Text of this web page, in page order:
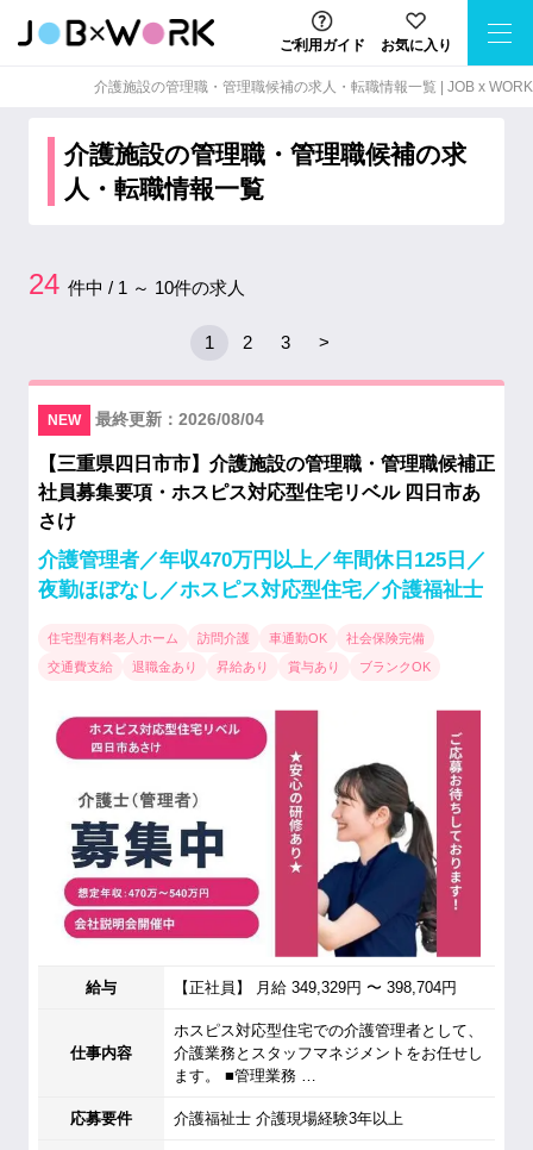
ご利用ガイド お気に入り
介護施設の管理職・管理職候補の求⼈・転職情報⼀覧 | JOB x WORK
介護施設の管理職・管理職候補の求
人・転職情報一覧
24 件中 / 1 ～ 10件の求人
1 2 3 >
NEW 最終更新：2026/08/04
【三重県四日市市】介護施設の管理職・管理職候補正
社員募集要項・ホスピス対応型住宅リベル 四日市あ
さけ
介護管理者／年収470万円以上／年間休日125日／
夜勤ほぼなし／ホスピス対応型住宅／介護福祉士
住宅型有料老人ホーム 訪問介護 車通勤OK
社会保険完備
交通費支給
退職金あり 昇給あり 賞与あり ブランクOK
給与 【正社員】 月給 349,329円 〜 398,704円
仕事内容
ホスピス対応型住宅での介護管理者として、
介護業務とスタッフマネジメントをお任せし
ます。 ■管理業務 …
応募要件 介護福祉士 介護現場経験3年以上